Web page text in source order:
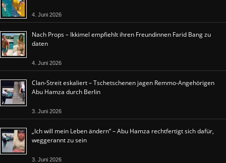
4. Juni 2026
Nach Props – Ikkimel empfiehlt ihren Freundinnen Farid Bang zu
daten
4. Juni 2026
Clan-Streit eskaliert – Tschetschenen jagen Remmo-Angehörigen
Abu Hamza durch Berlin
3. Juni 2026
„Ich will mein Leben ändern“ – Abu Hamza rechtfertigt sich dafür,
weggerannt zu sein
3. Juni 2026